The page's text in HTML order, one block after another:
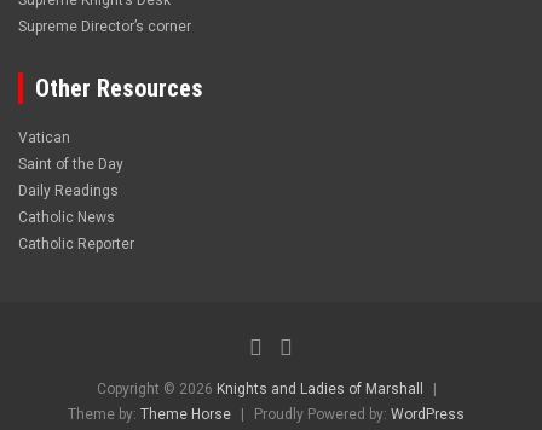
Supreme Director’s corner
Other Resources
Vatican
Saint of the Day
Daily Readings
Catholic News
Catholic Reporter
Copyright © 2026 Knights and Ladies of Marshall
Theme by: Theme Horse Proudly Powered by: WordPress